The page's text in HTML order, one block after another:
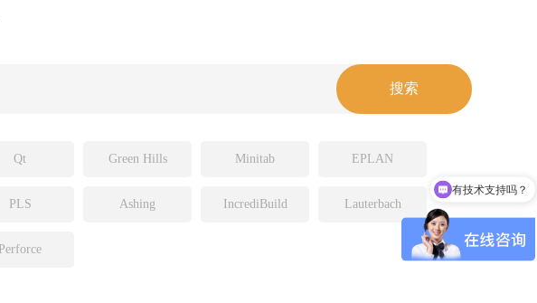
Qt Green Hills Minitab EPLAN
PLS Ashing IncrediBuild Lauterbach
Perforce
有技术支持吗？